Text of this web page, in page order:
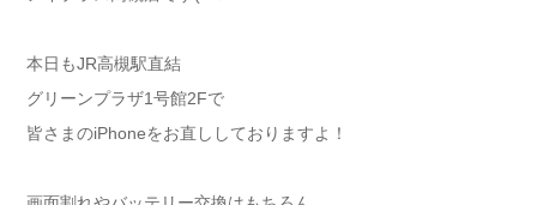
本日もJR高槻駅直結
グリーンプラザ1号館2Fで
皆さまのiPhoneをお直ししておりますよ！